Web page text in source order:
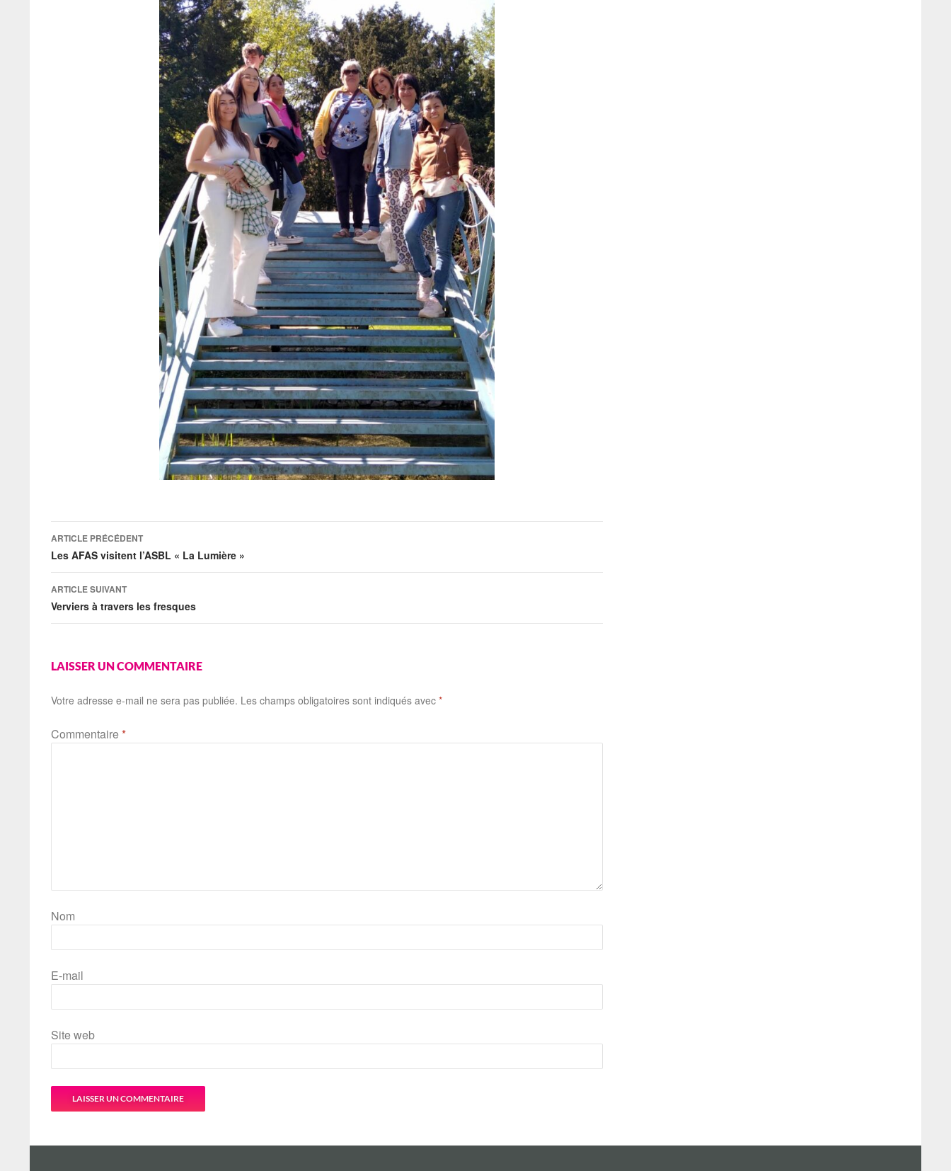
ARTICLE PRÉCÉDENT
Les AFAS visitent l’ASBL « La Lumière »
ARTICLE SUIVANT
Verviers à travers les fresques
LAISSER UN COMMENTAIRE
Votre adresse e-mail ne sera pas publiée. Les champs obligatoires sont indiqués avec *
Commentaire*
Nom
E-mail
Site web